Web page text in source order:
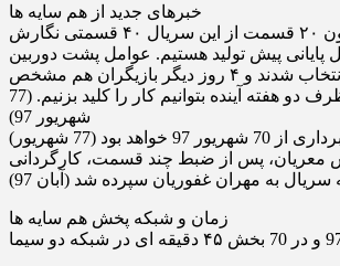
خبرهای جدید از هم سایه ها
تهیه کننده: : تا کنون ۲۰ قسمت از این سریال ۴۰ قسمتی نگارش
پایانی پیش تولید هستیم. عوامل پشت دوربین
به طور کامل انتخاب شدند و ۴ روز دیگر بازیگران هم مشخص
خواهند شد تا ظرف دو هفته آینده بتوانیم کار را کلید بزنیم. (77
شهریور 97)
97 خواهد بود (77 شهریور)
معریان، پس از ضبط چند قسمت، کارگردانی
سریال به مهران غفوریان سپرده شد (آبان 97)
زمان و شبکه پخش هم سایه ها